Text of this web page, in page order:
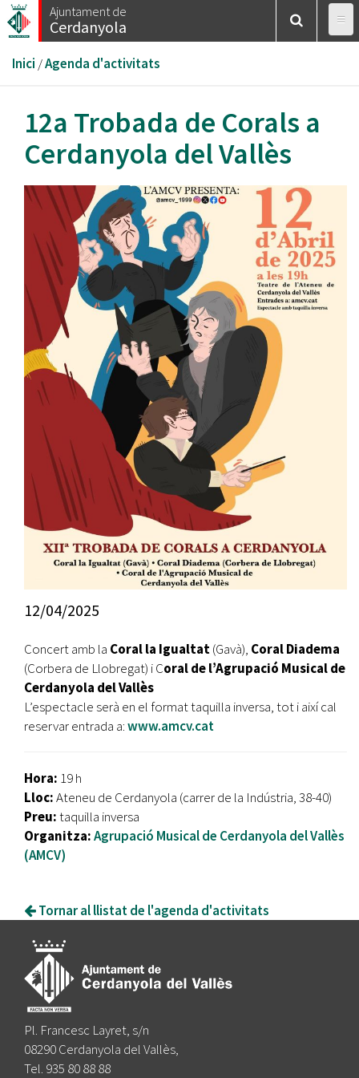
Vés
al
Ajuntament de
Cerdanyola
Esteu
aquí
Inici /Agenda d'activitats
12a Trobada de Corals a
Cerdanyola del Vallès
12/04/2025
Concert amb la Coral la Igualtat(Gavà), Coral Diadema
(Corbera de Llobregat) i Coral de l’Agrupació Musical de
Cerdanyola del Vallès
L’espectacle serà en el format taquilla inversa, tot i així cal
reservar entrada a:www.amcv.cat
Hora: 19 h
Lloc:Ateneu de Cerdanyola (carrer de la Indústria, 38-40)
Preu:taquilla inversa
Organitza:Agrupació Musical de Cerdanyola del Vallès
(AMCV)
Tornar al llistat de l'agenda d'activitats
Pl. Francesc Layret, s/n
08290 Cerdanyola del Vallès,
Tel. 935 80 88 88